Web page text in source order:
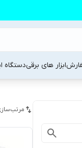
ابزار های برقیدستگاه